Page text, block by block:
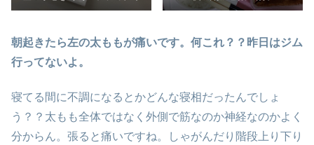
朝起きたら左の太ももが痛いです。何これ？？昨日はジム
行ってないよ。
寝てる間に不調になるとかどんな寝相だったんでしょ
う？？太もも全体ではなく外側で筋なのか神経なのかよく
分からん。張ると痛いですね。しゃがんだり階段上り下り